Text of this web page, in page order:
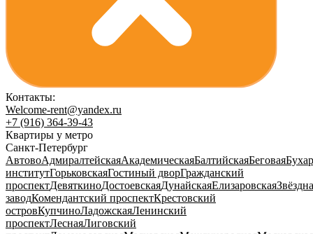
Контакты:
Welcome-rent@yandex.ru
+7 (916) 364-39-43
Квартиры у метро
Санкт-Петербург
АвтовоАдмиралтейскаяАкадемическаяБалтийскаяБеговая
институтГорьковскаяГостиный дворГражданский
проспектДевяткиноДостоевскаяДунайскаяЕлизаровская
заводКомендантский проспектКрестовский
островКупчиноЛадожскаяЛенинский
проспектЛеснаяЛиговский